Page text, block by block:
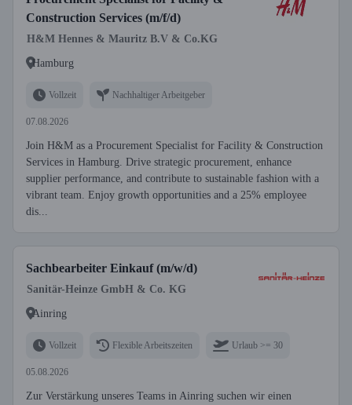
Construction Services (m/f/d)
H&M Hennes & Mauritz B.V & Co.KG
Hamburg
Vollzeit Nachhaltiger Arbeitgeber
07.08.2026
Join H&M as a Procurement Specialist for Facility & Construction
Services in Hamburg. Drive strategic procurement, enhance
supplier performance, and contribute to sustainable fashion with a
vibrant team. Enjoy growth opportunities and a 25% employee
dis...
Sachbearbeiter Einkauf (m/w/d)
Sanitär-Heinze GmbH & Co. KG
Ainring
Vollzeit Flexible Arbeitszeiten Urlaub >= 30
05.08.2026
Zur Verstärkung unseres Teams in Ainring suchen wir einen